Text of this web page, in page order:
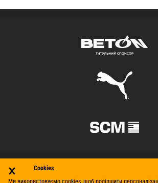
×
Cookies
Ми використовуємо cookies, щоб поліпшити